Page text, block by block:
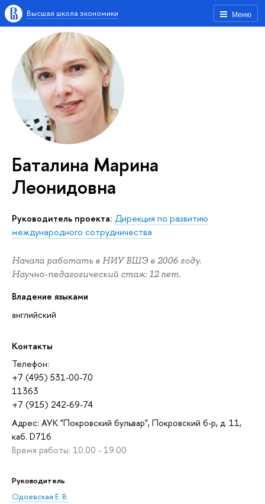
Меню
Высшая школа экономики
Баталина Марина
Леонидовна
Руководитель проекта: Дирекция по развитию
международного сотрудничества
Начала работать в НИУ ВШЭ в 2006 году.
Научно-педагогический стаж: 12 лет.
Владение языками
английский
Контакты
Телефон:
+7 (495) 531-00-70
11363
+7 (915) 242-69-74
Адрес: АУК "Покровский бульвар", Покровский б-р, д. 11,
каб. D716
Время работы: 10.00 - 19.00
Руководитель
Одоевская Е. В.